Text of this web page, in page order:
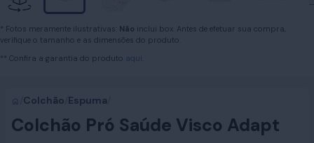
* Fotos meramente ilustrativas: Não inclui box. Antes de efetuar sua compra,
verifique o tamanho e as dimensões do produto.
** Confira a garantia do produto aqui.
Colchão Espuma
Colchão Pró Saúde Visco Adapt